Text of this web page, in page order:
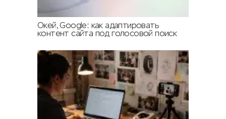
Окей, Google: как адаптировать
контент сайта под голосовой поиск